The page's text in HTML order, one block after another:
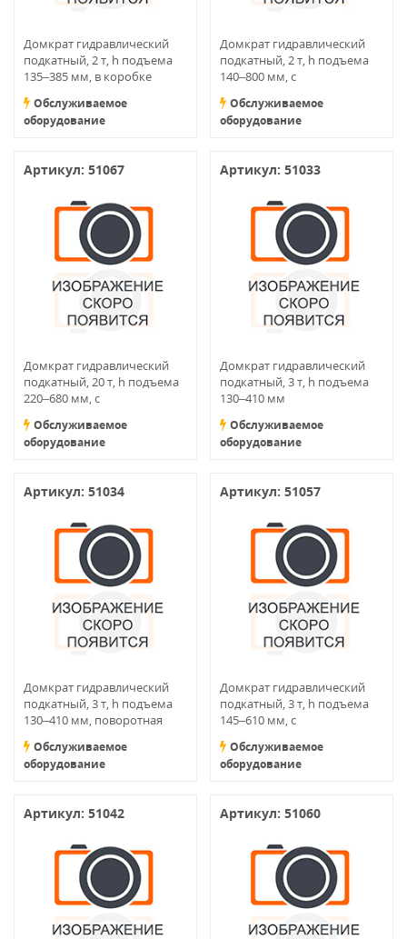
Домкрат гидравлический
подкатный, 2 т, h подъема
135–385 мм, в коробке
Обслуживаемое
оборудование
Домкрат гидравлический
подкатный, 2 т, h подъема
140–800 мм, с
подъема
Обслуживаемое
оборудование
Артикул: 51067
Домкрат гидравлический
подкатный, 20 т, h подъема
220–680 мм, с
подъема
Обслуживаемое
оборудование
Артикул: 51033
Домкрат гидравлический
подкатный, 3 т, h подъема
130–410 мм
Обслуживаемое
оборудование
Артикул: 51034
Домкрат гидравлический
подкатный, 3 т, h подъема
130–410 мм, поворотная
Обслуживаемое
оборудование
Артикул: 51057
Домкрат гидравлический
подкатный, 3 т, h подъема
145–610 мм, с
подъема
Обслуживаемое
оборудование
Артикул: 51042 Артикул: 51060